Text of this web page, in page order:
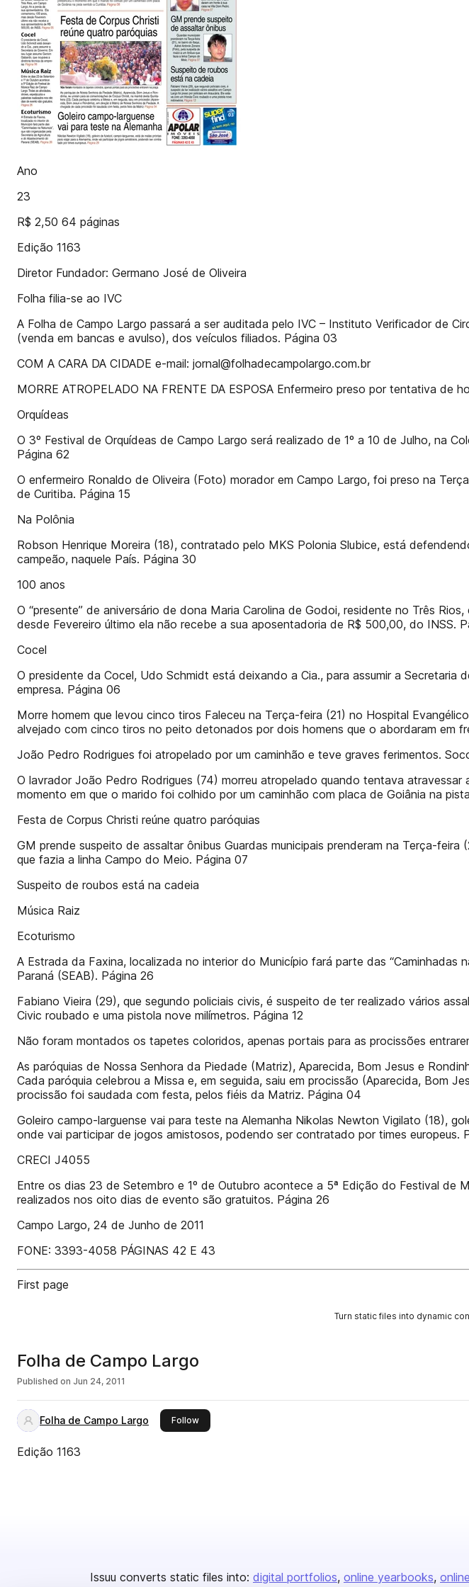
Ano
23
R$ 2,50 64 páginas
Edição 1163
Diretor Fundador: Germano José de Oliveira
Folha filia-se ao IVC
A Folha de Campo Largo passará a ser auditada pelo IVC – Instituto Verificador de
(venda em bancas e avulso), dos veículos filiados. Página 03
COM A CARA DA CIDADE e-mail: jornal@folhadecampolargo.com.br
MORRE ATROPELADO NA FRENTE DA ESPOSA Enfermeiro preso por tentativa de
Orquídeas
O 3º Festival de Orquídeas de Campo Largo será realizado de 1º a 10 de Julho, na
Página 62
O enfermeiro Ronaldo de Oliveira (Foto) morador em Campo Largo, foi preso na
de Curitiba. Página 15
Na Polônia
Robson Henrique Moreira (18), contratado pelo MKS Polonia Slubice, está
campeão, naquele País. Página 30
100 anos
O “presente” de aniversário de dona Maria Carolina de Godoi, residente no Três
desde Fevereiro último ela não recebe a sua aposentadoria de R$ 500,00, do INSS.
Cocel
O presidente da Cocel, Udo Schmidt está deixando a Cia., para assumir a
empresa. Página 06
Morre homem que levou cinco tiros Faleceu na Terça-feira (21) no Hospital
alvejado com cinco tiros no peito detonados por dois homens que o abordaram em
João Pedro Rodrigues foi atropelado por um caminhão e teve graves ferimentos.
O lavrador João Pedro Rodrigues (74) morreu atropelado quando tentava
momento em que o marido foi colhido por um caminhão com placa de Goiânia na
Festa de Corpus Christi reúne quatro paróquias
GM prende suspeito de assaltar ônibus Guardas municipais prenderam na Terça-
que fazia a linha Campo do Meio. Página 07
Suspeito de roubos está na cadeia
Música Raiz
Ecoturismo
A Estrada da Faxina, localizada no interior do Município fará parte das “Caminhadas
Paraná (SEAB). Página 26
Fabiano Vieira (29), que segundo policiais civis, é suspeito de ter realizado vários
Civic roubado e uma pistola nove milímetros. Página 12
Não foram montados os tapetes coloridos, apenas portais para as procissões
As paróquias de Nossa Senhora da Piedade (Matriz), Aparecida, Bom Jesus e
Cada paróquia celebrou a Missa e, em seguida, saiu em procissão (Aparecida, Bom
procissão foi saudada com festa, pelos fiéis da Matriz. Página 04
Goleiro campo-larguense vai para teste na Alemanha Nikolas Newton Vigilato (18),
onde vai participar de jogos amistosos, podendo ser contratado por times europeus.
CRECI J4055
Entre os dias 23 de Setembro e 1º de Outubro acontece a 5ª Edição do Festival de
realizados nos oito dias de evento são gratuitos. Página 26
Campo Largo, 24 de Junho de 2011
FONE: 3393-4058 PÁGINAS 42 E 43
First page
Turn static files into dynamic
Folha de Campo Largo
Published on Jun 24, 2011
Folha de Campo Largo Followthis publisher
Edição 1163
Issuu converts static files into: digital portfolios online yearbooks